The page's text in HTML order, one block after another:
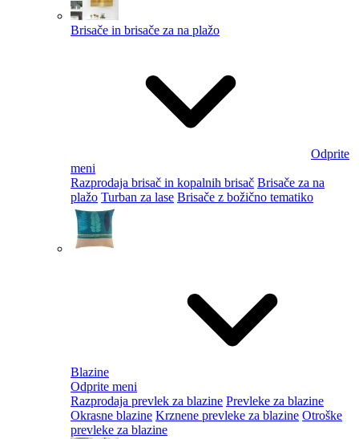
Brisače in brisače za na plažo
Odprite
meni
Razprodaja brisač in kopalnih brisač Brisače za na
plažo Turban za lase Brisače z božično tematiko
Blazine
Odprite meni
Razprodaja prevlek za blazine Prevleke za blazine
Okrasne blazine Krznene prevleke za blazine Otroške
prevleke za blazine